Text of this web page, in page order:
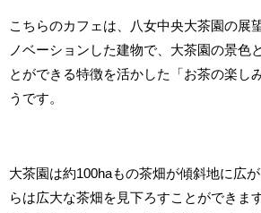
こちらのカフェは、八女中央大茶園の展
ノベーションした建物で、大茶園の景色
とができる特徴を活かした「お茶の楽し
うです。
大茶園は約100haもの茶畑が傾斜地に広
らは広大な茶畑を見下ろすことができま